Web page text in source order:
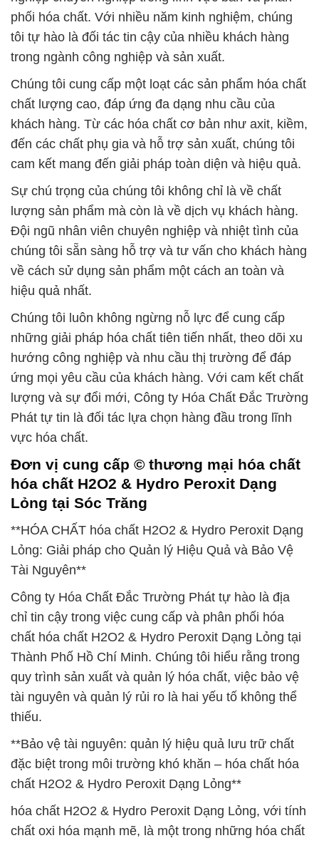
phối hóa chất. Với nhiều năm kinh nghiệm, chúng
tôi tự hào là đối tác tin cậy của nhiều khách hàng
trong ngành công nghiệp và sản xuất.
Chúng tôi cung cấp một loạt các sản phẩm hóa chất
chất lượng cao, đáp ứng đa dạng nhu cầu của
khách hàng. Từ các hóa chất cơ bản như axit, kiềm,
đến các chất phụ gia và hỗ trợ sản xuất, chúng tôi
cam kết mang đến giải pháp toàn diện và hiệu quả.
Sự chú trọng của chúng tôi không chỉ là về chất
lượng sản phẩm mà còn là về dịch vụ khách hàng.
Đội ngũ nhân viên chuyên nghiệp và nhiệt tình của
chúng tôi sẵn sàng hỗ trợ và tư vấn cho khách hàng
về cách sử dụng sản phẩm một cách an toàn và
hiệu quả nhất.
Chúng tôi luôn không ngừng nỗ lực để cung cấp
những giải pháp hóa chất tiên tiến nhất, theo dõi xu
hướng công nghiệp và nhu cầu thị trường để đáp
ứng mọi yêu cầu của khách hàng. Với cam kết chất
lượng và sự đổi mới, Công ty Hóa Chất Đắc Trường
Phát tự tin là đối tác lựa chọn hàng đầu trong lĩnh
vực hóa chất.
Đơn vị cung cấp © thương mại hóa chất
hóa chất H2O2 & Hydro Peroxit Dạng
Lỏng tại Sóc Trăng
**HÓA CHẤT hóa chất H2O2 & Hydro Peroxit Dạng
Lỏng: Giải pháp cho Quản lý Hiệu Quả và Bảo Vệ
Tài Nguyên**
Công ty Hóa Chất Đắc Trường Phát tự hào là địa
chỉ tin cậy trong việc cung cấp và phân phối hóa
chất hóa chất H2O2 & Hydro Peroxit Dạng Lỏng tại
Thành Phố Hồ Chí Minh. Chúng tôi hiểu rằng trong
quy trình sản xuất và quản lý hóa chất, việc bảo vệ
tài nguyên và quản lý rủi ro là hai yếu tố không thể
thiếu.
**Bảo vệ tài nguyên: quản lý hiệu quả lưu trữ chất
đặc biệt trong môi trường khó khăn – hóa chất hóa
chất H2O2 & Hydro Peroxit Dạng Lỏng**
hóa chất H2O2 & Hydro Peroxit Dạng Lỏng, với tính
chất oxi hóa mạnh mẽ, là một trong những hóa chất